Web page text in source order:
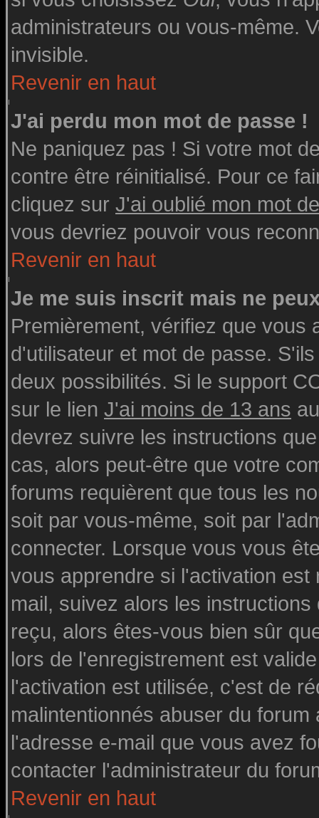
administrateurs ou vous-même.
invisible.
Revenir en haut
J'ai perdu mon mot de passe !
Ne paniquez pas ! Si votre mot
contre être réinitialisé. Pour ce
cliquez sur J'ai oublié mon mot
vous devriez pouvoir vous
Revenir en haut
Je me suis inscrit mais ne
Premièrement, vérifiez que
d'utilisateur et mot de passe.
deux possibilités. Si le support
sur le lien J'ai moins de 13 ans
devrez suivre les instructions
cas, alors peut-être que votre
forums requièrent que tous les
soit par vous-même, soit par
connecter. Lorsque vous vous
vous apprendre si l'activation
mail, suivez alors les
reçu, alors êtes-vous bien sûr
lors de l'enregistrement est
l'activation est utilisée, c'est de
malintentionnés abuser du
l'adresse e-mail que vous avez
contacter l'administrateur du
Revenir en haut